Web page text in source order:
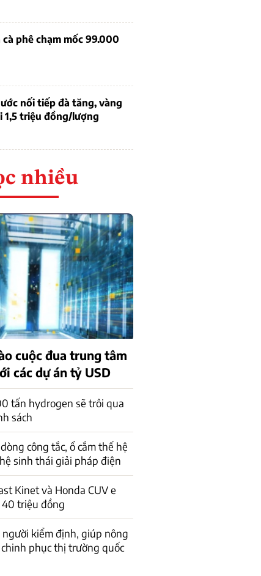
phê chạm mốc 99.000
nối tiếp đà tăng, vàng
1,5 triệu đồng/lượng
nhiều
cuộc đua trung tâm
các dự án tỷ USD
tấn hydrogen sẽ trôi qua
sách
công tắc, ổ cắm thế hệ
sinh thái giải pháp điện
Kinet và Honda CUV e
triệu đồng
người kiểm định, giúp nông
phục thị trường quốc